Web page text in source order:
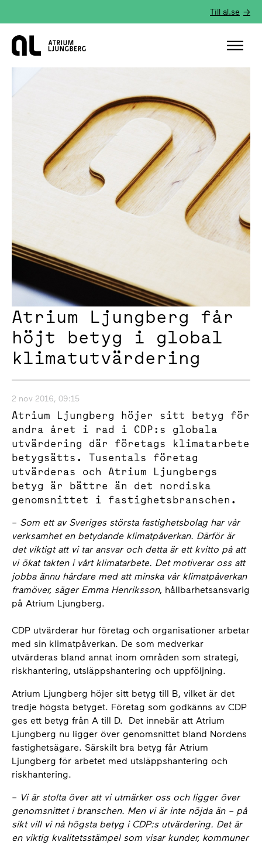
Till al.se
Hem
Atrium Ljungberg får
höjt betyg i global
klimatutvärdering
2 nov 2016, 09:15
Atrium Ljungberg höjer sitt betyg för
andra året i rad i CDP:s globala
utvärdering där företags klimatarbete
betygsätts. Tusentals företag
utvärderas och Atrium Ljungbergs
betyg är bättre än det nordiska
genomsnittet i fastighetsbranschen.
– Som ett av Sveriges största fastighetsbolag har vår
verksamhet en betydande klimatpåverkan. Därför är
det viktigt att vi tar ansvar och detta är ett kvitto på att
vi ökat takten i vårt klimatarbete. Det motiverar oss att
jobba ännu hårdare med att minska vår klimatpåverkan
framöver, säger Emma Henriksson, hållbarhetsansvarig
på Atrium Ljungberg.
CDP utvärderar hur företag och organisationer arbetar
med sin klimatpåverkan. De som medverkar
utvärderas bland annat inom områden som strategi,
riskhantering, utsläppshantering och uppföljning.
Atrium Ljungberg höjer sitt betyg till B, vilket är det
tredje högsta betyget. Företag som godkänns av CDP
ges ett betyg från A till D. Det innebär att Atrium
Ljungberg nu ligger över genomsnittet bland Nordens
fastighetsägare. Särskilt bra betyg får Atrium
Ljungberg för arbetet med utsläppshantering och
riskhantering.
– Vi är stolta över att vi utmärker oss och ligger över
genomsnittet i branschen. Men vi är inte nöjda än – på
sikt vill vi nå högsta betyg i CDP:s utvärdering. Det är
en viktig kvalitetsstämpel som visar kunder, kommuner